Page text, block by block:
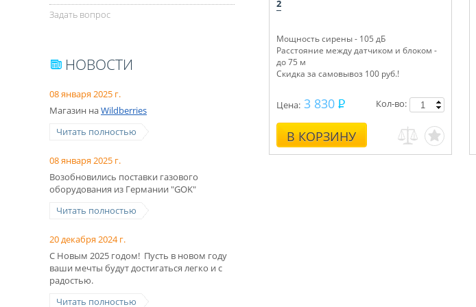
Задать вопрос
НОВОСТИ
08 января 2025 г.
Магазин наWildberries
Читать полностью
08 января 2025 г.
Возобновились поставки газового
оборудования из Германии "GOK"
Читать полностью
20 декабря 2024 г.
С Новым 2025 годом! Пусть в новом году
ваши мечты будут достигаться легко и с
радостью.
Читать полностью
2
Мощность сирены - 105 дБ
Расстояние между датчиком и блоком -
до 75 м
Скидка за самовывоз 100 руб.!
Цена: 3 830
В КОРЗИНУ
Кол-во: